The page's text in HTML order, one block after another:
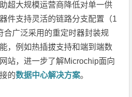
超大规模运营商降低对单一供
件支持灵活的链路分支配置（1
合广泛采用的重定时器封装规
，例如热插拔支持和端到端数
站，进一步了解Microchip面向
的数据中心解决方案。